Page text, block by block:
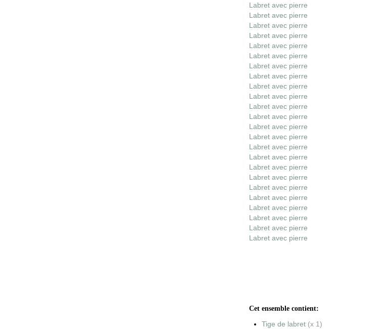
Labret avec pierre
Labret avec pierre
Labret avec pierre
Labret avec pierre
Labret avec pierre
Labret avec pierre
Labret avec pierre
Labret avec pierre
Labret avec pierre
Labret avec pierre
Labret avec pierre
Labret avec pierre
Labret avec pierre
Labret avec pierre
Labret avec pierre
Labret avec pierre
Labret avec pierre
Labret avec pierre
Labret avec pierre
Labret avec pierre
Labret avec pierre
Labret avec pierre
Labret avec pierre
Labret avec pierre
Cet ensemble contient:
Tige de labret (x 1)